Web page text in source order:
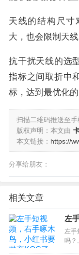
天线的结构尺寸
大，也会限制天
抗干扰天线的选
指标之间取折中
标，达到最优化的
扫描二维码推送至手
版权声明：本文由
本文链接： https://
分享给朋友：
相关文章
左
左手
吗？